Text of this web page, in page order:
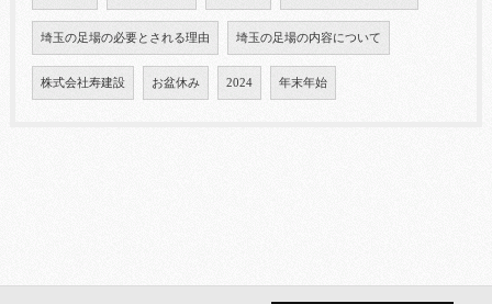
埼玉の足場の必要とされる理由 埼玉の足場の内容について
株式会社寿建設 お盆休み 2024 年末年始